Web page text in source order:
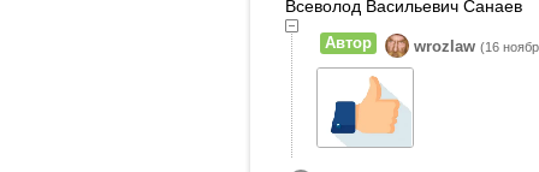
Всеволод Васильевич Санаев
Автор wrozlaw (16